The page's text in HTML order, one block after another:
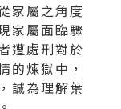
家屬之角度
家屬面臨驟
遭處刑對於
的煉獄中，
誠為理解葉